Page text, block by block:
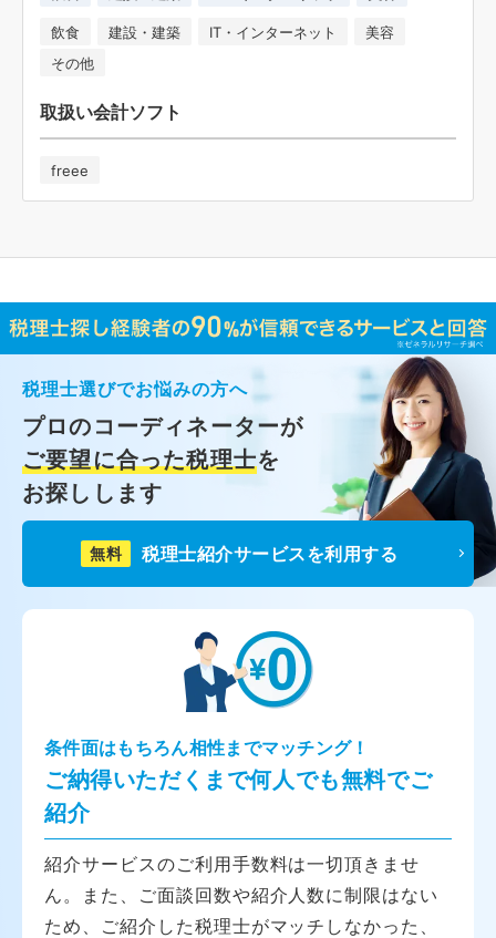
飲食 建設・建築 IT・インターネット
美容
その他
取扱い会計ソフト
freee
税理士選びでお悩みの方へ
プロのコーディネーターが
ご要望に合った税理士を
お探しします
無料 税理士紹介サービスを利用する
条件面はもちろん相性までマッチング！
ご納得いただくまで何人でも無料でご
紹介
紹介サービスのご利用手数料は一切頂きませ
ん。また、ご面談回数や紹介人数に制限はない
ため、ご紹介した税理士がマッチしなかった、